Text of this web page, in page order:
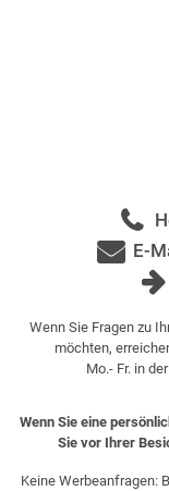
E-
Wenn Sie Fragen zu
möchten,
Mo.- Fr. in
Wenn Sie eine
Sie vor Ihrer
Keine Werbeanfragen: